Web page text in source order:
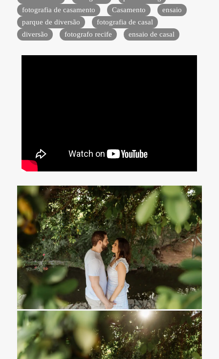
fotografia de casamento
Casamento
ensaio
parque de diversão
fotografia de casal
diversão
fotografo recife ensaio de casal